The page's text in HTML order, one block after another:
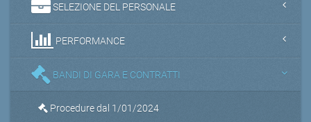
SELEZIONE DEL PERSONALE
PERFORMANCE
BANDI DI GARA E CONTRATTI
Procedure dal 1/01/2024